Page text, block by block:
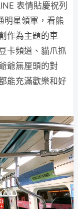
表情貼慶祝列
明星領軍，看熊
作為主題的車
卡頻道、貓爪抓
爺無厘頭的對
能充滿歡樂和好